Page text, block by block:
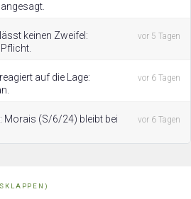
keinen Zweifel:
vor 5 Tagen
auf die Lage:
vor 6 Tagen
Morais (S/6/24) bleibt bei
vor 6 Tagen